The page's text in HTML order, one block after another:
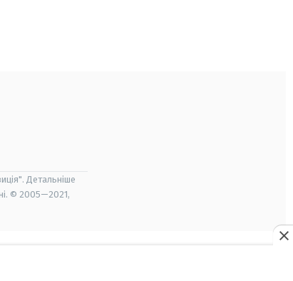
Детальніше
© 2005—2021,